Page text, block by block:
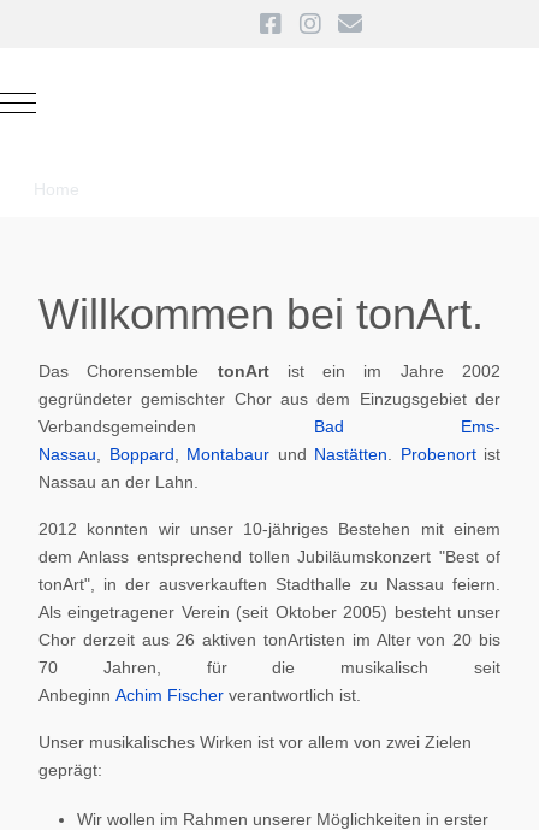
Mobile Menu Toggle
Home
Willkommen bei tonArt.
Das Chorensemble tonArt ist ein im Jahre 2002
gegründeter gemischter Chor aus dem Einzugsgebiet der
Verbandsgemeinden Bad Ems-
Nassau
Boppard Montabaur und Nastätten Probenortist
Nassau an der Lahn.
2012 konnten wir unser 10-jähriges Bestehen mit einem
dem Anlass entsprechend tollen Jubiläumskonzert "Best of
tonArt", in der ausverkauften Stadthalle zu Nassau feiern.
Als eingetragener Verein (seit Oktober 2005) besteht unser
Chor derzeit aus 26 aktiven tonArtisten im Alter von 20 bis
70 Jahren, für die musikalisch seit
Anbeginn Achim Fischer verantwortlich ist.
Unser musikalisches Wirken ist vor allem von zwei Zielen
geprägt:
Wir wollen im Rahmen unserer Möglichkeiten in erster